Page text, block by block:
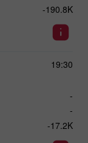
-190.8K
19:30
-
-
-17.2K